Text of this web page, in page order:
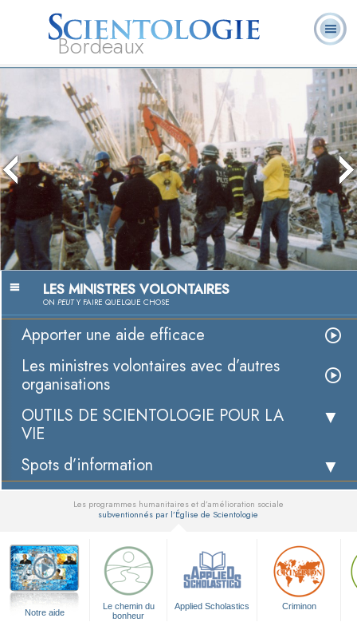
Bordeaux
L. Ron Hubbard
Qu’est-ce que la
Scientologie ?
Ministres
volontaires
Livres
Cours
en
ligne
Aider, une
Regarder la
LES MINISTRES VOLONTAIRES
ON PEUTY FAIRE QUELQUE CHOSE
Apporter une aide efficace
Les ministres volontaires avec d’autres
organisations
OUTILS DE SCIENTOLOGIE POUR LA
VIE
Spots d’information
Les programmes humanitaires et d’amélioration sociale
subventionnés par l’Église de Scientologie
Notre aide
Le chemin du
bonheur
Applied Scholastics Criminon